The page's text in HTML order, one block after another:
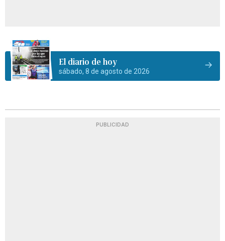
El diario de hoy
sábado, 8 de agosto de 2026
PUBLICIDAD